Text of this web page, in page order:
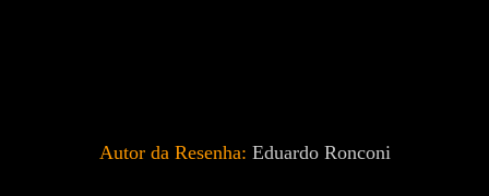
Autor da Resenha: Eduardo Ronconi